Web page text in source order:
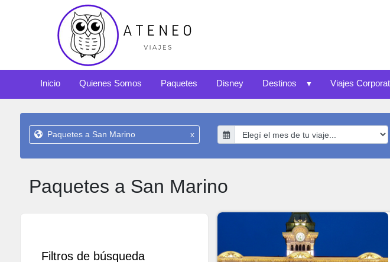
Inicio Quienes Somos Paquetes Disney Destinos Viajes
Paquetes a San Marino x
Paquetes a San Marino
Filtros de búsqueda